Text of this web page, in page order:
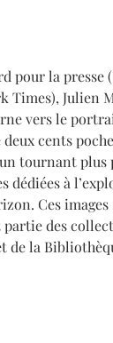
pour la
Times), Julien
vers le
cents
tournant
dédiées à
Ces images
des
de la